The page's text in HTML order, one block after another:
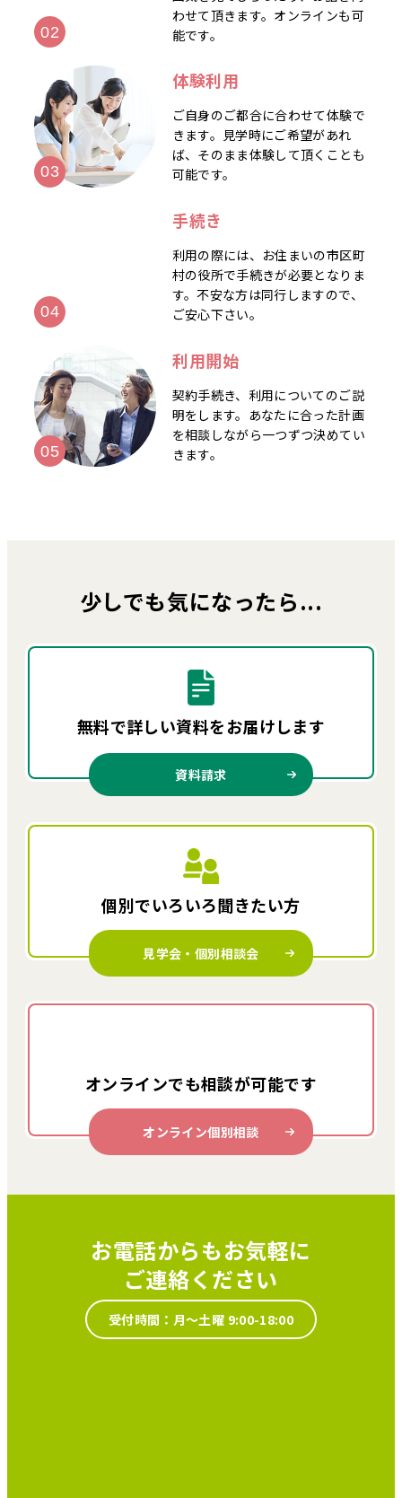
わせて頂きます。オンラインも可
能です。
体験利用
ご自身のご都合に合わせて体験で
きます。見学時にご希望があれ
ば、そのまま体験して頂くことも
可能です。
手続き
利用の際には、お住まいの市区町
村の役所で手続きが必要となりま
す。不安な方は同行しますので、
ご安心下さい。
利用開始
契約手続き、利用についてのご説
明をします。あなたに合った計画
を相談しながら一つずつ決めてい
きます。
少しでも気になったら...
無料で詳しい資料をお届けします
資料請求
個別でいろいろ聞きたい方
見学会・個別相談会
オンラインでも相談が可能です
オンライン個別相談
お電話からもお気軽に
ご連絡ください
受付時間：月～土曜 9:00-18:00